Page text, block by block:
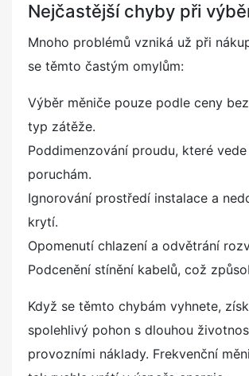
Nejčastější chyby při
Mnoho problémů vzniká už při
se těmto častým omylům:
Výběr měniče pouze podle ceny
typ zátěže.
Poddimenzování proudu, které
poruchám.
Ignorování prostředí instalace a
krytí.
Opomenutí chlazení a odvětrání
Podcenění stínění kabelů, což
Když se těmto chybám vyhnete,
spolehlivý pohon s dlouhou
provozními náklady. Frekvenční